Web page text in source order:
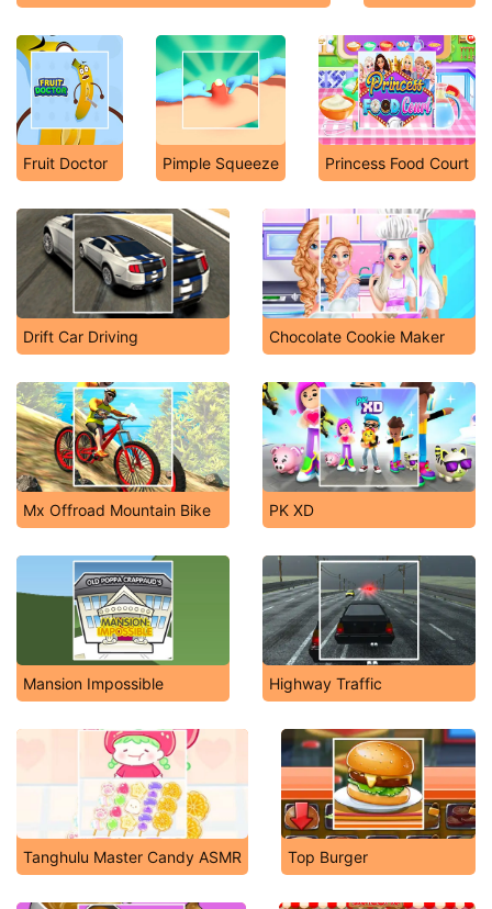
Fruit Doctor Pimple Squeeze Princess Food Court
Drift Car Driving Chocolate Cookie Maker
Mx Offroad Mountain Bike PK XD
Mansion Impossible Highway Traffic
Tanghulu Master Candy ASMR Top Burger